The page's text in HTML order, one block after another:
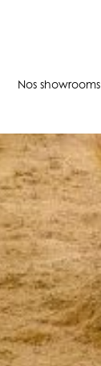
Nos showrooms